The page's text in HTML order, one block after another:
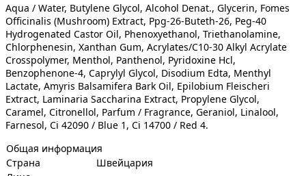
Aqua / Water, Butylene Glycol, Alcohol Denat., Glycerin, Fomes
Officinalis (Mushroom) Extract, Ppg-26-Buteth-26, Peg-40
Hydrogenated Castor Oil, Phenoxyethanol, Triethanolamine,
Chlorphenesin, Xanthan Gum, Acrylates/C10-30 Alkyl Acrylate
Crosspolymer, Menthol, Panthenol, Pyridoxine Hcl,
Benzophenone-4, Caprylyl Glycol, Disodium Edta, Menthyl
Lactate, Amyris Balsamifera Bark Oil, Epilobium Fleischeri
Extract, Laminaria Saccharina Extract, Propylene Glycol,
Caramel, Citronellol, Parfum / Fragrance, Geraniol, Linalool,
Farnesol, Ci 42090 / Blue 1, Ci 14700 / Red 4.
Общая информация
Страна
Швейцария